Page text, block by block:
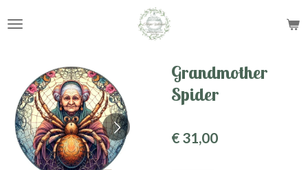
direct
hoofdinhoud
Grandmother
Spider
€ 31,00